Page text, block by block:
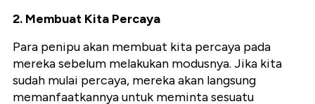
2. Membuat Kita Percaya
Para penipu akan membuat kita percaya pada
mereka sebelum melakukan modusnya. Jika kita
sudah mulai percaya, mereka akan langsung
memanfaatkannya untuk meminta sesuatu